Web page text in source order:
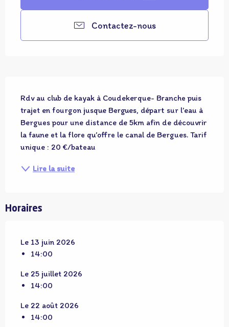
Contactez-nous
Rdv au club de kayak à Coudekerque- Branche puis
trajet en fourgon jusque Bergues, départ sur l’eau à
Bergues pour une distance de 5km afin de découvrir
la faune et la flore qu’offre le canal de Bergues. Tarif
unique : 20 €/bateau
Lire la suite
Horaires
Le 13 juin 2026
14:00
Le 25 juillet 2026
14:00
Le 22 août 2026
14:00